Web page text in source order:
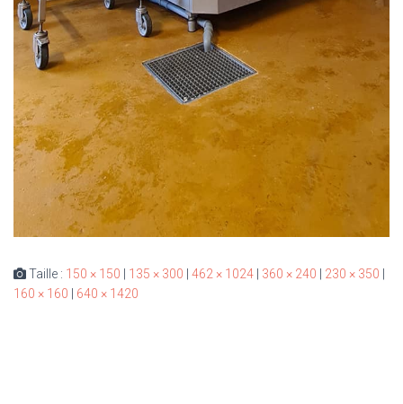
Taille : 150 × 150 135 × 300 462 × 1024 360 × 240 230 × 350
160 × 160
640 × 1420